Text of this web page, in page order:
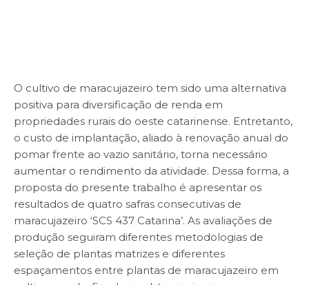
O cultivo de maracujazeiro tem sido uma alternativa
positiva para diversificação de renda em
propriedades rurais do oeste catarinense. Entretanto,
o custo de implantação, aliado à renovação anual do
pomar frente ao vazio sanitário, torna necessário
aumentar o rendimento da atividade. Dessa forma, a
proposta do presente trabalho é apresentar os
resultados de quatro safras consecutivas de
maracujazeiro ‘SCS 437 Catarina’. As avaliações de
produção seguiram diferentes metodologias de
seleção de plantas matrizes e diferentes
espaçamentos entre plantas de maracujazeiro em